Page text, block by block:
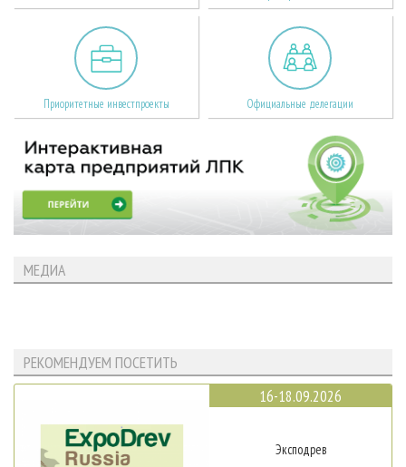
Приоритетные инвестпроекты Официальные делегации
МЕДИА
РЕКОМЕНДУЕМ ПОСЕТИТЬ
16-18.09.2026
Эксподрев